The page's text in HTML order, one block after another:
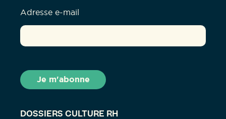
DOSSIERS CULTURE RH
Adresse e-mail